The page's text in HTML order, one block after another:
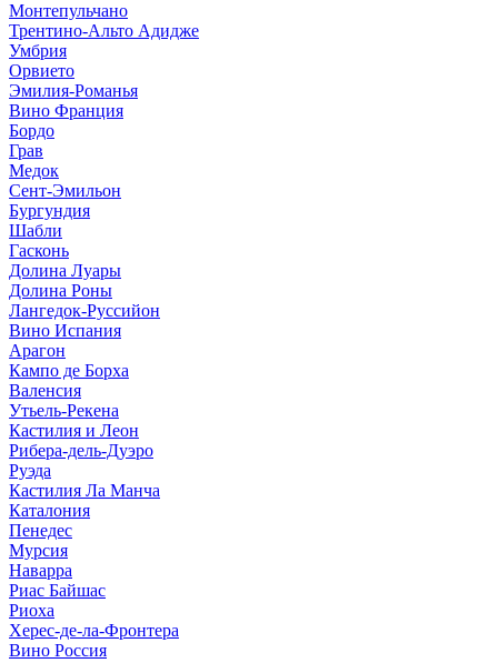
Монтепульчано
Трентино-Альто Адидже
Умбрия
Орвието
Эмилия-Романья
Вино Франция
Бордо
Грав
Медок
Сент-Эмильон
Бургундия
Шабли
Гасконь
Долина Луары
Долина Роны
Лангедок-Руссийон
Вино Испания
Арагон
Кампо де Борха
Валенсия
Утьель-Рекена
Кастилия и Леон
Рибера-дель-Дуэро
Руэда
Кастилия Ла Манча
Каталония
Пенедес
Мурсия
Наварра
Риас Байшас
Риоха
Херес-де-ла-Фронтера
Вино Россия